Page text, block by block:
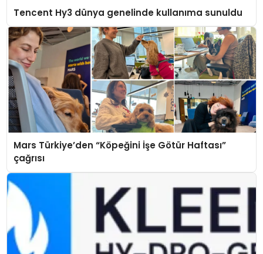
Tencent Hy3 dünya genelinde kullanıma sunuldu
Mars Türkiye’den “Köpeğini İşe Götür Haftası”
çağrısı